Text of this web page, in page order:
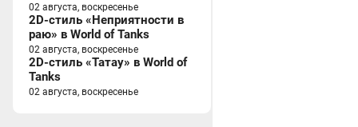
02 августа, воскресенье
2D-стиль «Неприятности в
раю» в World of Tanks
02 августа, воскресенье
2D-стиль «Татау» в World of
Tanks
02 августа, воскресенье